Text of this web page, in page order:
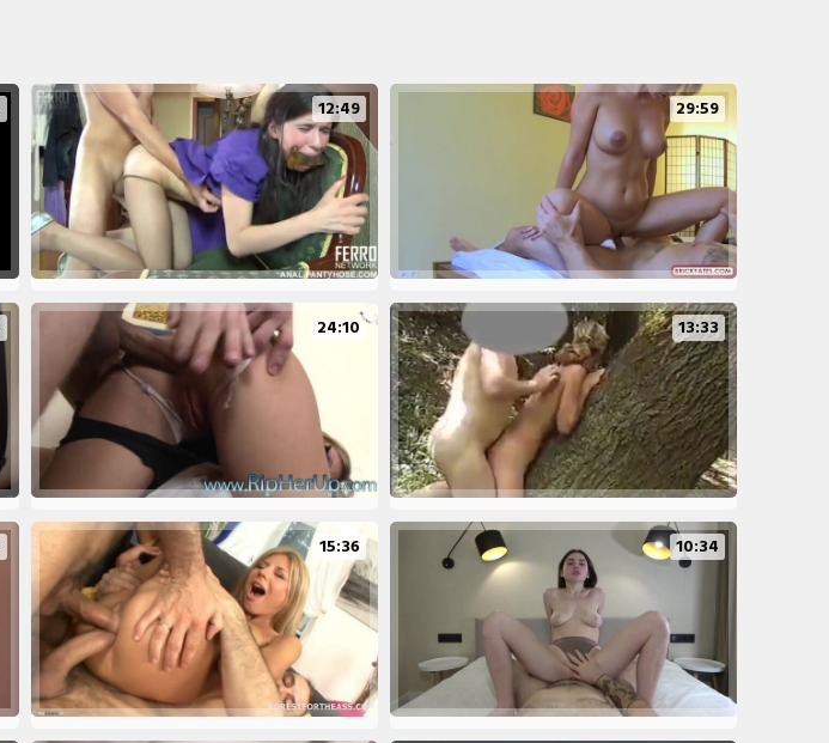
12:49 29:59
24:10 13:33
15:36 10:34